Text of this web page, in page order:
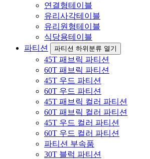
연결형테이블
유리사각테이블
유리원형테이블
식당용테이블
파티션
파티션 하위분류 열기
45T 패브릭 파티션
60T 패브릭 파티션
45T 우드 파티션
60T 우드 파티션
45T 패브릭 컬러 파티션
60T 패브릭 컬러 파티션
45T 우드 컬러 파티션
60T 우드 컬러 파티션
파티션 부속품
30T 블럭 파티션